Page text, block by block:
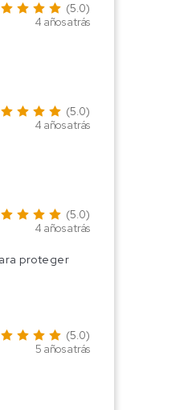
(5.0)
4 años atrás
(5.0)
4 años atrás
(5.0)
4 años atrás
proteger
(5.0)
5 años atrás